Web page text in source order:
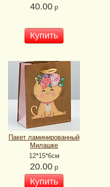
40.00 р
Купить
Пакет ламинированный
Милашке
12*15*6см
20.00 р
Купить